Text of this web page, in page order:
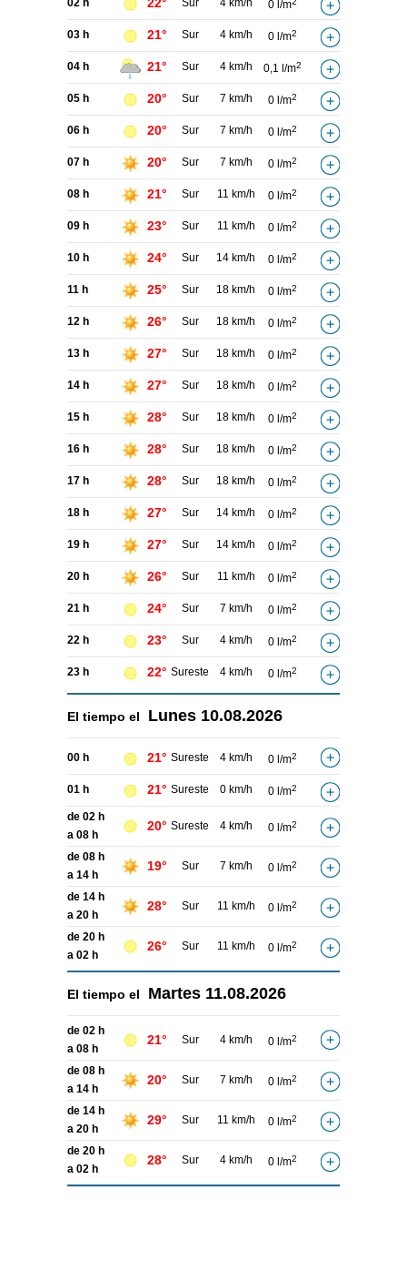
02 h 22° Sur 4 km/h 0 l/m
03 h 21° Sur 4 km/h 0 l/m2
04 h 21° Sur 4 km/h 0,1 l/m2
05 h 20° Sur 7 km/h 0 l/m2
06 h 20° Sur 7 km/h 0 l/m2
07 h 20° Sur 7 km/h 0 l/m2
08 h 21° Sur 11 km/h 0 l/m2
09 h 23° Sur 11 km/h 0 l/m2
10 h 24° Sur 14 km/h 0 l/m2
11 h 25° Sur 18 km/h 0 l/m2
12 h 26° Sur 18 km/h 0 l/m2
13 h 27° Sur 18 km/h 0 l/m2
14 h 27° Sur 18 km/h 0 l/m2
15 h 28° Sur 18 km/h 0 l/m2
16 h 28° Sur 18 km/h 0 l/m2
17 h 28° Sur 18 km/h 0 l/m2
18 h 27° Sur 14 km/h 0 l/m2
19 h 27° Sur 14 km/h 0 l/m2
20 h 26° Sur 11 km/h 0 l/m2
21 h 24° Sur 7 km/h 0 l/m2
22 h 23° Sur 4 km/h 0 l/m2
23 h 22° Sureste 4 km/h 0 l/m2
El tiempo el Lunes 10.08.2026
00 h 21° Sureste 4 km/h 0 l/m2
01 h 21° Sureste 0 km/h 0 l/m2
de 02 h
a 08 h
20° Sureste 4 km/h 0 l/m2
de 08 h
a 14 h
19° Sur 7 km/h 0 l/m2
de 14 h
a 20 h
28° Sur 11 km/h 0 l/m2
de 20 h
a 02 h
26° Sur 11 km/h 0 l/m2
El tiempo el Martes 11.08.2026
de 02 h
a 08 h
21° Sur 4 km/h 0 l/m2
de 08 h
a 14 h
20° Sur 7 km/h 0 l/m2
de 14 h
a 20 h
29° Sur 11 km/h 0 l/m2
de 20 h
a 02 h
28° Sur 4 km/h 0 l/m2